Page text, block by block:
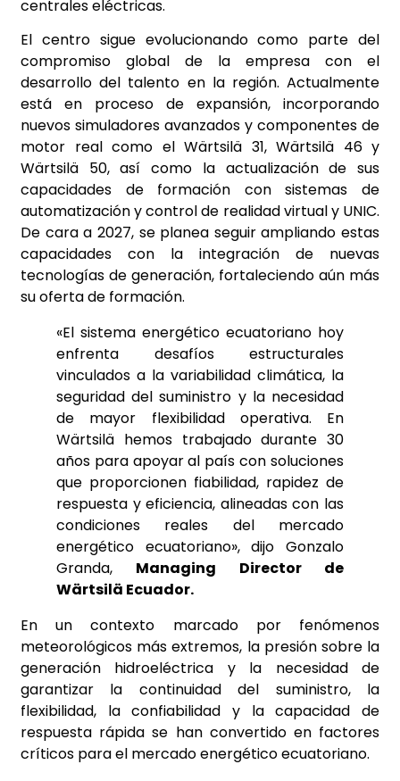
centrales eléctricas.
El centro sigue evolucionando como parte del
compromiso global de la empresa con el
desarrollo del talento en la región. Actualmente
está en proceso de expansión, incorporando
nuevos simuladores avanzados y componentes de
motor real como el Wärtsilä 31, Wärtsilä 46 y
Wärtsilä 50, así como la actualización de sus
capacidades de formación con sistemas de
automatización y control de realidad virtual y UNIC.
De cara a 2027, se planea seguir ampliando estas
capacidades con la integración de nuevas
tecnologías de generación, fortaleciendo aún más
su oferta de formación.
«El sistema energético ecuatoriano hoy
enfrenta desafíos estructurales
vinculados a la variabilidad climática, la
seguridad del suministro y la necesidad
de mayor flexibilidad operativa. En
Wärtsilä hemos trabajado durante 30
años para apoyar al país con soluciones
que proporcionen fiabilidad, rapidez de
respuesta y eficiencia, alineadas con las
condiciones reales del mercado
energético ecuatoriano», dijo Gonzalo
Granda, Managing Director de
Wärtsilä Ecuador.
En un contexto marcado por fenómenos
meteorológicos más extremos, la presión sobre la
generación hidroeléctrica y la necesidad de
garantizar la continuidad del suministro, la
flexibilidad, la confiabilidad y la capacidad de
respuesta rápida se han convertido en factores
críticos para el mercado energético ecuatoriano.